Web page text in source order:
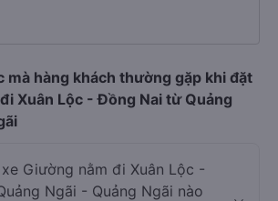
mà hàng khách thường gặp khi đặt
Xuân Lộc - Đồng Nai từ Quảng
Giường nằm đi Xuân Lộc -
Ngãi - Quảng Ngãi nào